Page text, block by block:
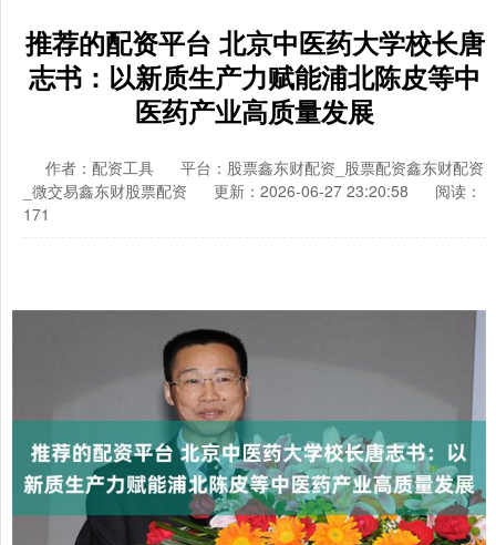
推荐的配资平台 北京中医药大学校长唐
志书：以新质生产力赋能浦北陈皮等中
医药产业高质量发展
作者：配资工具
平台：股票鑫东财配资_股票配资鑫东财配资
_微交易鑫东财股票配资
更新：2026-06-27 23:20:58
阅读：
171